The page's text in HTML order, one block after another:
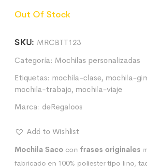
Out Of Stock
SKU: MRCBTT123
Categoría: Mochilas personalizadas
Etiquetas: mochila-clase, mochila-
mochila-trabajo, mochila-viaje
Marca: deRegaloos
Add to Wishlist
Mochila Saco con frases originales
fabricado en 100% poliester tipo lino,